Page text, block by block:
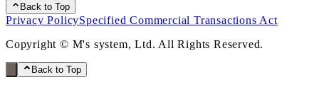
Back to Top
Privacy PolicySpecified Commercial Transactions Act
Copyright © M's system, Ltd. All Rights Reserved.
Back to Top